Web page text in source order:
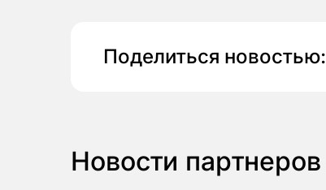
Поделиться новостью:
Новости партнеров